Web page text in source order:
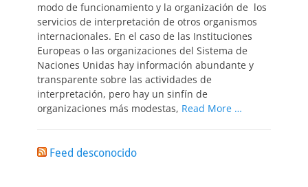
modo de funcionamiento y la organización de los
servicios de interpretación de otros organismos
internacionales. En el caso de las Instituciones
Europeas o las organizaciones del Sistema de
Naciones Unidas hay información abundante y
transparente sobre las actividades de
interpretación, pero hay un sinfín de
organizaciones más modestas, Read More …
Feed desconocido